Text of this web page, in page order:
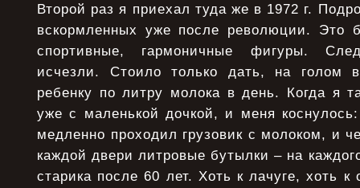
Второй раз я приехал туда же в 1972 г.
вскормленных уже после революции. Это
спортивные, гармоничные фигуры.
исчезли. Стоило только дать, на голом
ребенку по литру молока в день. Когда я
уже с маленькой дочкой, и меня
медленно проходил грузовик с молоком, и
каждой двери литровые бутылки – на
старика после 60 лет. Хоть к лачуге, хоть